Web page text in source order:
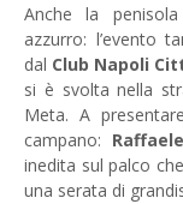
Anche la
azzurro: l’evento
dal Club Napoli
si è svolta nella
Meta. A
campano:
inedita sul palco
una serata di